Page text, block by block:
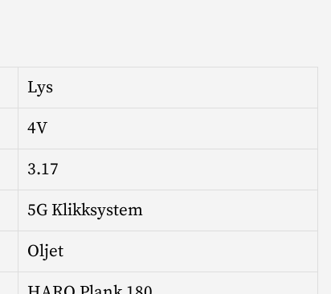
Lys
4V
3.17
5G Klikksystem
Oljet